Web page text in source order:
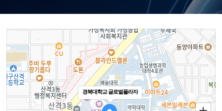
경북대학교 글로벌플라자